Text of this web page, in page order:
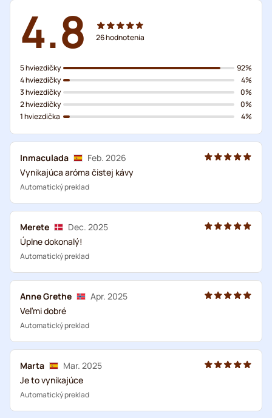
4.8 26hodnotenia
5 hviezdičky
4 hviezdičky
3 hviezdičky
2 hviezdičky
1 hviezdička
92%
4%
0%
0%
4%
Inmaculada
Feb. 2026
Vynikajúca aróma čistej kávy
Automatický preklad
Merete
Dec. 2025
Úplne dokonalý!
Automatický preklad
Anne Grethe
Apr. 2025
Veľmi dobré
Automatický preklad
Marta
Mar. 2025
Je to vynikajúce
Automatický preklad